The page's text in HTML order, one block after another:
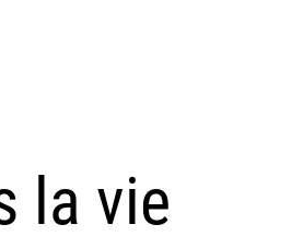
la vie